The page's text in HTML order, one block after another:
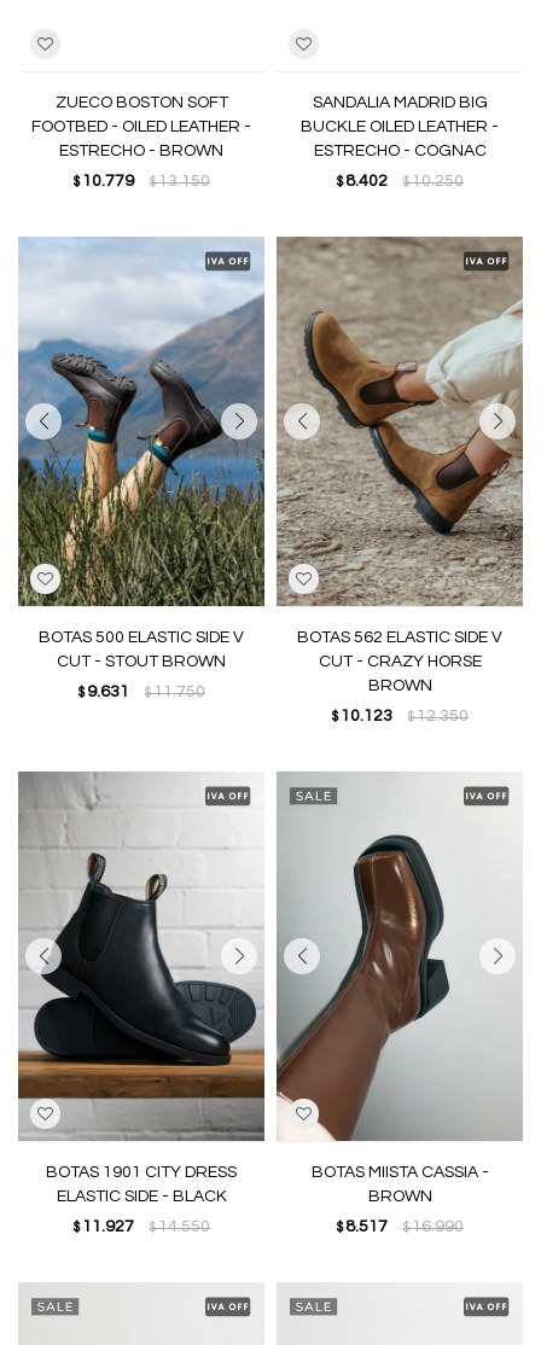
ZUECO BOSTON SOFT
FOOTBED - OILED LEATHER -
ESTRECHO - BROWN
$ 10.779 $13.150
SANDALIA MADRID BIG
BUCKLE OILED LEATHER -
ESTRECHO - COGNAC
$ 8.402 $10.250
BOTAS 500 ELASTIC SIDE V
CUT - STOUT BROWN
$ 9.631 $11.750
BOTAS 562 ELASTIC SIDE V
CUT - CRAZY HORSE
BROWN
$ 10.123 $12.350
BOTAS 1901 CITY DRESS
ELASTIC SIDE - BLACK
$ 11.927 $14.550
BOTAS MIISTA CASSIA -
BROWN
$ 8.517 $16.990